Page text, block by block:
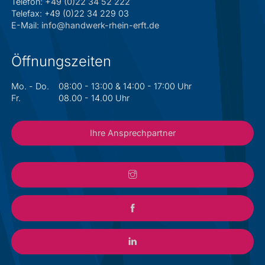
Telefax: +49 (0)22 34 229 03
E-Mail: info@handwerk-rhein-erft.de
Öffnungszeiten
Mo. - Do.
08:00 - 13:00 & 14:00 - 17:00 Uhr
Fr.
08.00 - 14.00 Uhr
Ihre Ansprechpartner